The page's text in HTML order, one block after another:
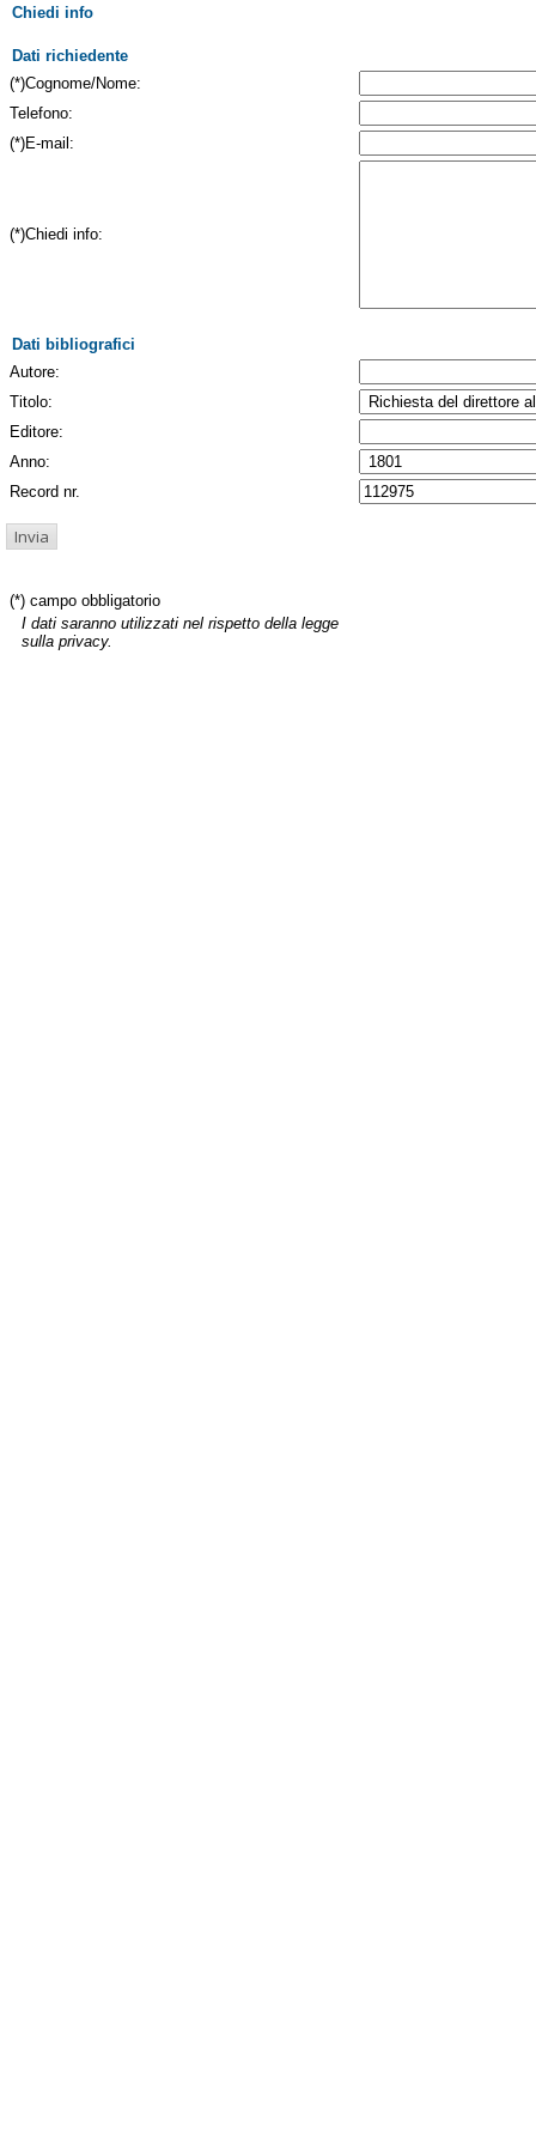
Chiedi info
Dati richiedente
(*)Cognome/Nome:
Telefono:
(*)E-mail:
(*)Chiedi info:
Dati bibliografici
Autore:
Titolo:
Editore:
Anno:
Record nr.
(*) campo obbligatorio
I dati saranno utilizzati nel rispetto della legge
sulla privacy.